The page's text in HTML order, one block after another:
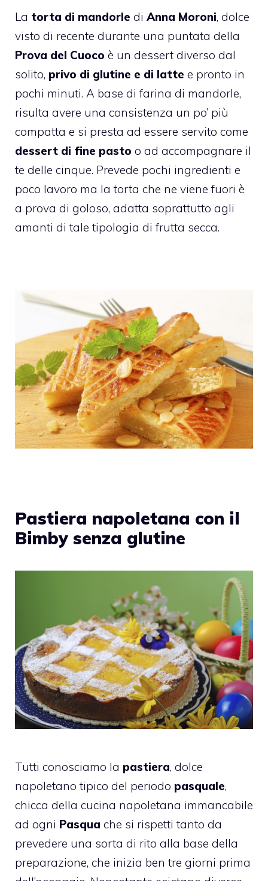
La torta di mandorle di Anna Moroni, dolce
visto di recente durante una puntata della
Prova del Cuoco è un dessert diverso dal
solito, privo di glutine e di latte e pronto in
pochi minuti. A base di farina di mandorle,
risulta avere una consistenza un po’ più
compatta e si presta ad essere servito come
dessert di fine pasto o ad accompagnare il
te delle cinque. Prevede pochi ingredienti e
poco lavoro ma la torta che ne viene fuori è
a prova di goloso, adatta soprattutto agli
amanti di tale tipologia di frutta secca.
Pastiera napoletana con il
Bimby senza glutine
Tutti conosciamo la pastiera, dolce
napoletano tipico del periodo pasquale,
chicca della cucina napoletana immancabile
ad ogni Pasqua che si rispetti tanto da
prevedere una sorta di rito alla base della
preparazione, che inizia ben tre giorni prima